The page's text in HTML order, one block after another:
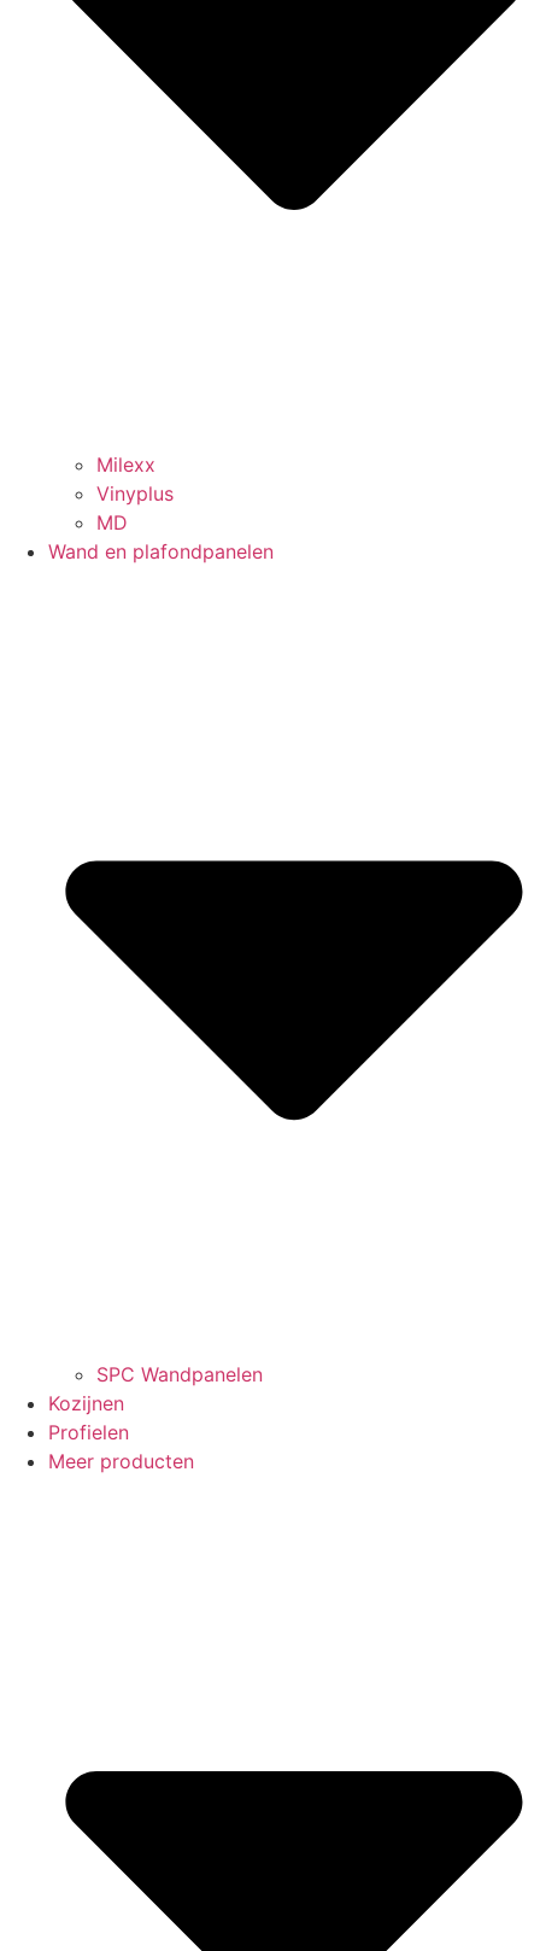
Milexx
Vinyplus
MD
Wand en plafondpanelen
SPC Wandpanelen
Kozijnen
Profielen
Meer producten